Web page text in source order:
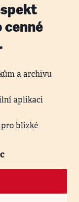
cenné
a archivu
aplikaci
blízké